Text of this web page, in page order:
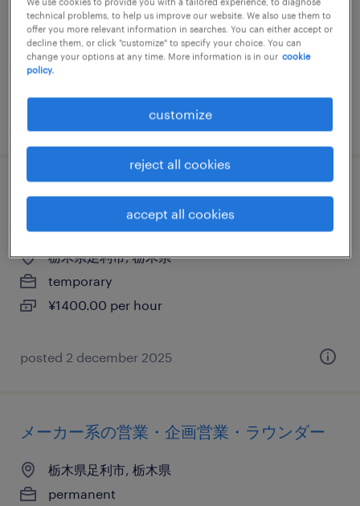
temporary
¥1400.00 per hour
posted 29 january 2026
流通・サービス系の販売（家電・携帯・そ
栃木県足利市, 栃木県
temporary
¥1400.00 per hour
posted 2 december 2025
メーカー系の営業・企画営業・ラウンダー
栃木県足利市, 栃木県
permanent
technical problems, to help us improve our website. We also use them to
offer you more relevant information in searches. You can either accept or
decline them, or click "customize" to specify your choice. You can
change your options at any time. More information is in our cookie
policy.
customize
reject all cookies
accept all cookies